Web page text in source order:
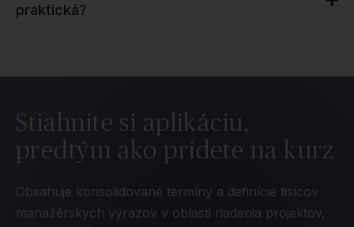
praktická?
Stiahnite si aplikáciu,
predtým ako prídete na kurz
Obsahuje konsolidované termíny a definície tisícov
manažérskych výrazov v oblasti riadenia projektov,